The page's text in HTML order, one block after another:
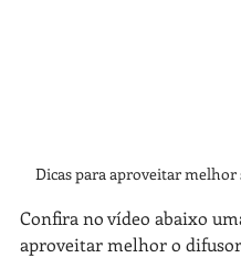
Dicas para aproveitar melhor
Confira no vídeo abaixo
aproveitar melhor o